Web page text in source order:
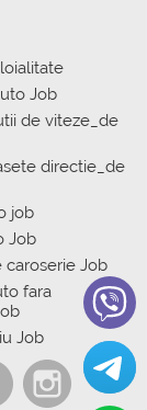
Job
de viteze_de
directie_de
job
Job
caroserie Job
fara
Job